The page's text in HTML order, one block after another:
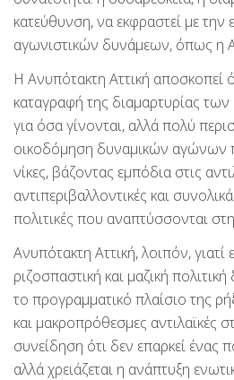
κατεύθυνση, να εκφραστεί με την
αγωνιστικών δυνάμεων, όπως η
Η Ανυπότακτη Αττική αποσκοπεί
καταγραφή της διαμαρτυρίας των
για όσα γίνονται, αλλά πολύ
οικοδόμηση δυναμικών αγώνων
νίκες, βάζοντας εμπόδια στις
αντιπεριβαλλοντικές και
πολιτικές που αναπτύσσονται
Ανυπότακτη Αττική, λοιπόν, γιατί
ριζοσπαστική και μαζική
το προγραμματικό πλαίσιο της
και μακροπρόθεσμες αντιλαϊκές
συνείδηση ότι δεν επαρκεί ένας
αλλά χρειάζεται η ανάπτυξη